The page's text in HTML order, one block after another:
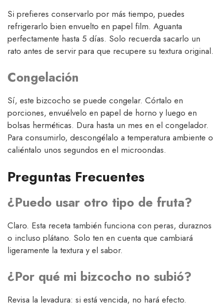
Si prefieres conservarlo por más tiempo, puedes
refrigerarlo bien envuelto en papel film. Aguanta
perfectamente hasta 5 días. Solo recuerda sacarlo un
rato antes de servir para que recupere su textura original.
Congelación
Sí, este bizcocho se puede congelar. Córtalo en
porciones, envuélvelo en papel de horno y luego en
bolsas herméticas. Dura hasta un mes en el congelador.
Para consumirlo, descongélalo a temperatura ambiente o
caliéntalo unos segundos en el microondas.
Preguntas Frecuentes
¿Puedo usar otro tipo de fruta?
Claro. Esta receta también funciona con peras, duraznos
o incluso plátano. Solo ten en cuenta que cambiará
ligeramente la textura y el sabor.
¿Por qué mi bizcocho no subió?
Revisa la levadura: si está vencida, no hará efecto.